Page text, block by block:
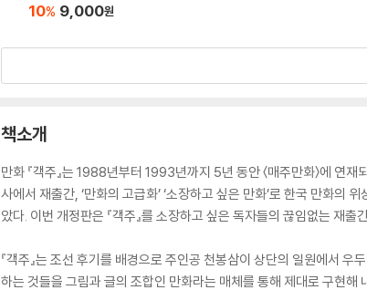
10% 9,000원
책소개
만화 『객주』는 1988년부터 1993년까지 5년 동안 〈매주만화〉에
사에서 재출간, ‘만화의 고급화’ ‘소장하고 싶은 만화’로 한국 만화의
았다. 이번 개정판은 『객주』를 소장하고 싶은 독자들의 끊임없는 재
『객주』는 조선 후기를 배경으로 주인공 천봉삼이 상단의 일원에서
하는 것들을 그림과 글의 조합인 만화라는 매체를 통해 제대로 구현